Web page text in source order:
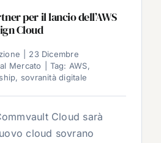
per il lancio dell’AWS
Cloud
23 Dicembre
Mercato Tag: AWS,
, sovranità digitale
Cloud sarà
cloud sovrano